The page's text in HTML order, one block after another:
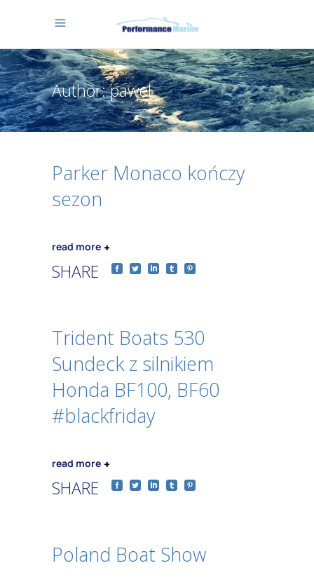
Author: pawel
Parker Monaco kończy
sezon
read more
SHARE
Trident Boats 530
Sundeck z silnikiem
Honda BF100, BF60
#blackfriday
read more
SHARE
Poland Boat Show